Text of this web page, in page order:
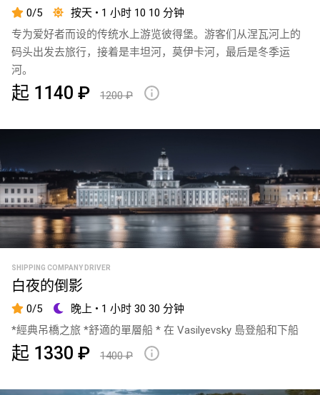
0/5
按天 • 1 小时 10 10 分钟
专为爱好者而设的传统水上游览彼得堡。游客们从涅瓦河上的
码头出发去旅行，接着是丰坦河，莫伊卡河，最后是冬季运
河。
起 1140 ₽ 1200 ₽
SHIPPING COMPANY DRIVER
白夜的倒影
0/5
晚上 • 1 小时 30 30 分钟
*經典吊橋之旅 *舒適的單層船 * 在 Vasilyevsky 島登船和下船
起 1330 ₽ 1400 ₽